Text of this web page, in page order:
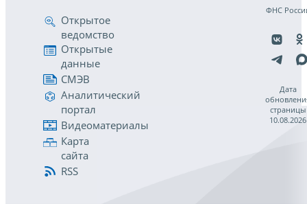
Открытое
ведомство
Открытые
данные
СМЭВ
Аналитический
портал
Видеоматериалы
Карта
сайта
RSS
ФНС
Дата
страницы
10.08.2026